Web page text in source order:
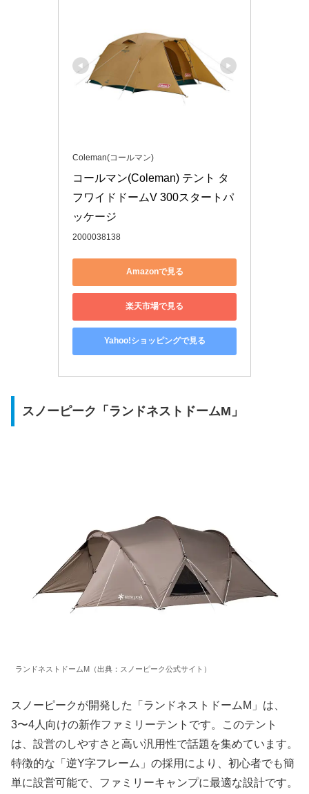
Coleman(コールマン)
コールマン(Coleman) テント タ
フワイドドームV 300スタートパ
ッケージ
2000038138
Amazonで見る
楽天市場で見る
Yahoo!ショッピングで見る
スノーピーク「ランドネストドームM」
ランドネストドームM（出典：スノーピーク公式サイト）
スノーピークが開発した「ランドネストドームM」は、
3〜4人向けの新作ファミリーテントです。このテント
は、設営のしやすさと高い汎用性で話題を集めています。
特徴的な「逆Y字フレーム」の採用により、初心者でも簡
単に設営可能で、ファミリーキャンプに最適な設計です。